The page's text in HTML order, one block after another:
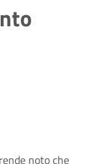
noto che